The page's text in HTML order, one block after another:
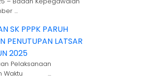
…
SK PPPK PARUH
PENUTUPAN LATSAR
2025
Pelaksanaan
Waktu …